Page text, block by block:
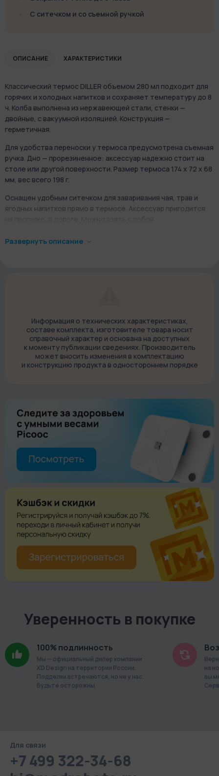
С ситечком и со съемной ручкой
ОПИСАНИЕ ХАРАКТЕРИСТИКИ
Классический термос DILLER объемом 280 мл подходит для
горячих и холодных напитков и сохраняет температуру до 8
ч. Колба выполнена из нержавеющей стали, стенки —
двойные, с вакуумной изоляцией. Конструкция —
герметичная.
Для удобства переноски у термоса предусмотрена съемная
ручка. Дно — прорезиненное: аксессуар надежно стоит на
столе или другой поверхности. Размер термоса 174 х 72 х 68
мм, вес всего 198 г.
Оснащен удобным ситечком для заваривания чая, трав и
ягодных напитков прямо в термосе. Аксессуар пригодится
Развернуть описание
Информация о технических характеристиках,
составе комплекта, изготовителе товара носит
справочный характер и основана на доступных
к моменту публикации сведениях. Производитель
может вносить изменения в комплектацию
и конструкцию продукта в одностороннем порядке
Уверенность в покупке
100% подлинность
Мы — официальный дилер компании
XD Design на территории России.
Подделки встречаются, но не у нас.
Будьте осторожны.
на
вы
Для связи
+7 499 322-34-68